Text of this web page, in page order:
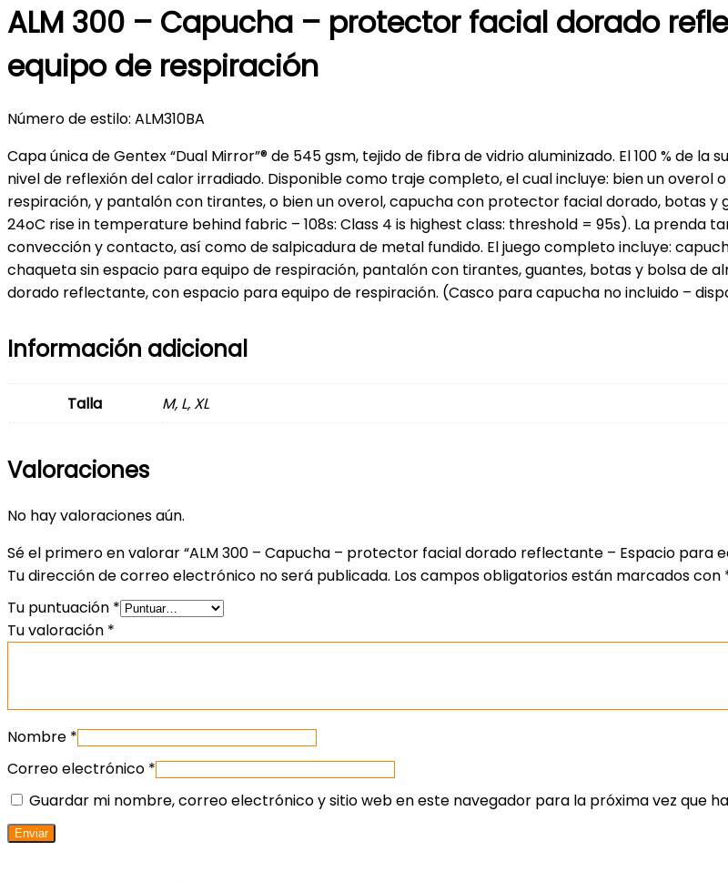
ALM 300 – Capucha – protector facial dorado
equipo de respiración
Número de estilo: ALM310BA
Capa única de Gentex “Dual Mirror”® de 545 gsm, tejido de fibra de vidrio aluminizado. El 100 % de
nivel de reflexión del calor irradiado. Disponible como traje completo, el cual incluye: bien un overol
respiración, y pantalón con tirantes, o bien un overol, capucha con protector facial dorado, botas y
24oC rise in temperature behind fabric – 108s: Class 4 is highest class: threshold = 95s). La prenda
convección y contacto, así como de salpicadura de metal fundido. El juego completo incluye:
chaqueta sin espacio para equipo de respiración, pantalón con tirantes, guantes, botas y bolsa de
dorado reflectante, con espacio para equipo de respiración. (Casco para capucha no incluido –
Información adicional
Talla M, L, XL
Valoraciones
No hay valoraciones aún.
Sé el primero en valorar “ALM 300 – Capucha – protector facial dorado reflectante – Espacio para
Tu dirección de correo electrónico no será publicada. Los campos obligatorios están marcados con
Tu puntuación *
Tu valoración *
Nombre *
Correo electrónico *
Guardar mi nombre, correo electrónico y sitio web en este navegador para la próxima vez que